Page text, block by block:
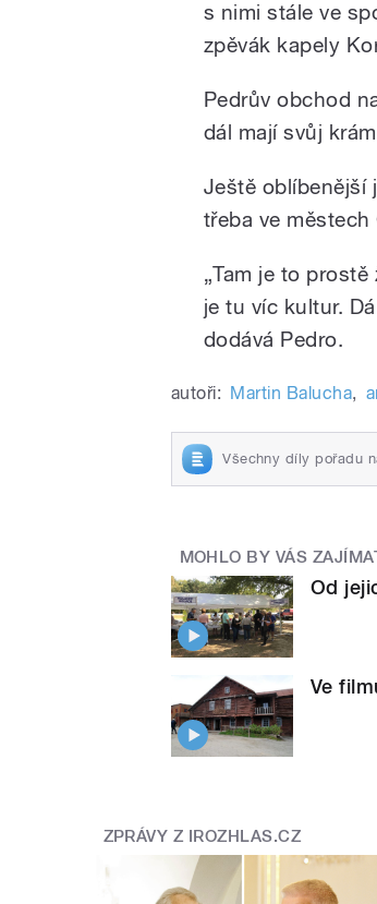
s nimi stále ve
zpěvák kapely
Pedrův obchod
dál mají svůj
Ještě oblíbenější
třeba ve
„Tam je to
je tu víc kultur.
dodává Pedro.
autoři: Martin Balucha,
Všechny díly pořadu
MOHLO BY VÁS
Od
Ve
ZPRÁVY Z IROZHLAS.CZ